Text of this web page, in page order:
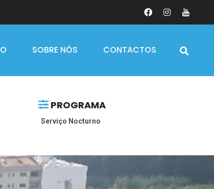
SOBRE NÓS CONTACTOS
PROGRAMA
Serviço Nocturno